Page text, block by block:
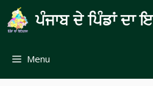
Skip
to
content
ਪੰਜਾਬ ਦੇ ਪਿੰਡਾਂ ਦਾ
Menu